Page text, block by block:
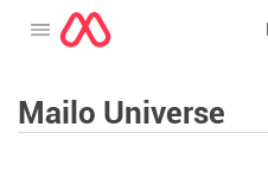
Отворете менюто
Mailo Universe